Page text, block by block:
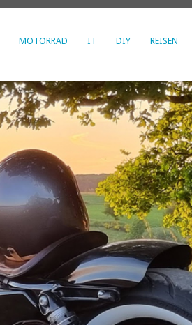
MOTORRAD IT DIY REISEN